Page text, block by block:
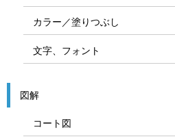
カラー／塗りつぶし
文字、フォント
図解
コート図